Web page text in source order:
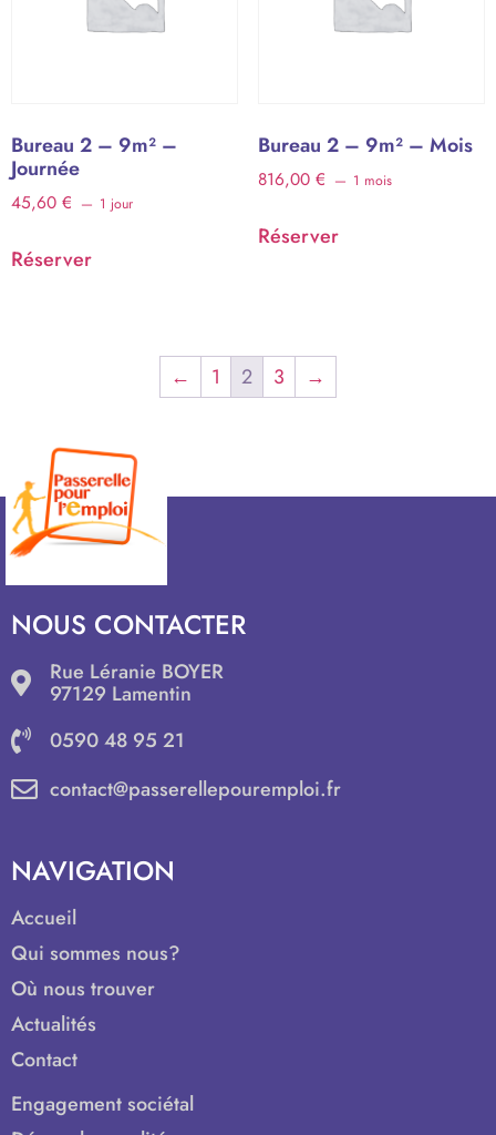
Bureau 2 – 9m² –
Journée
45,60 € 1 jour
Réserver
Bureau 2 – 9m² – Mois
816,00 € 1 mois
Réserver
← 1 2 3 →
NOUS CONTACTER
Rue Léranie BOYER
97129 Lamentin
0590 48 95 21
contact@passerellepouremploi.fr
NAVIGATION
Accueil
Qui sommes nous?
Où nous trouver
Actualités
Contact
Engagement sociétal